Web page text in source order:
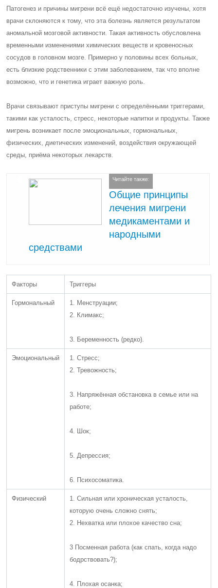
Патогенез и причины мигрени всё ещё недостаточно изучены, хотя
врачи склоняются к тому, что эта болезнь является результатом
аномальной мозговой активности. Такая активность обусловлена
временными изменениями химических веществ и кровеносных
сосудов в головном мозге. Примерно у половины всех больных,
есть близкие родственники с этим заболеванием, так что вполне
возможно, что и генетика играет важную роль.
Врачи связывают приступы мигрени с определёнными триггерами,
такими как усталость, стресс, некоторые напитки и продукты. Также
мигрень возникает после эмоциональных, гормональных,
физических, диетических изменений, воздействия окружающей
среды, приёма некоторых лекарств.
Читайте также:
Общие принципы
лечения мигрени
медикаментами и
народными
средствами
Факторы Триггеры
Гормональный
1. Менструации;
2. Климакс;
3. Беременность (редко).
Эмоциональный
1. Стресс;
2. Тревожность;
3. Напряжённая обстановка в семье или на
работе;
4. Шок;
5. Депрессия;
6. Психосоматика.
Физический
1. Сильная или хроническая усталость,
которую очень сложно снять;
2. Нехватка или плохое качество сна;
3 Посменная работа (как спать, когда надо
бодрствовать?);
4. Плохая осанка;